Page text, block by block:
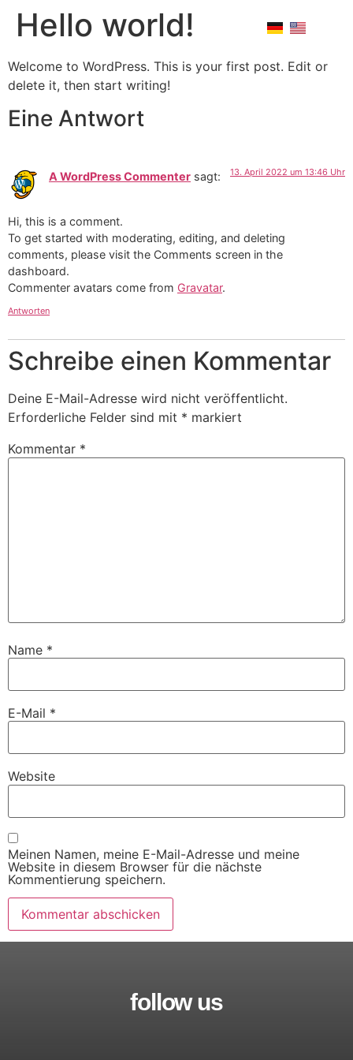
Hello world!
Welcome to WordPress. This is your first post. Edit or
delete it, then start writing!
Eine Antwort
A WordPress Commenter sagt: 13. April 2022 um 13:46 Uhr
Hi, this is a comment.
To get started with moderating, editing, and deleting
comments, please visit the Comments screen in the
dashboard.
Commenter avatars come from Gravatar.
Antworten
Schreibe einen Kommentar
Deine E-Mail-Adresse wird nicht veröffentlicht.
Erforderliche Felder sind mit * markiert
Kommentar *
Name *
E-Mail *
Website
Meinen Namen, meine E-Mail-Adresse und meine
Website in diesem Browser für die nächste
Kommentierung speichern.
follow us